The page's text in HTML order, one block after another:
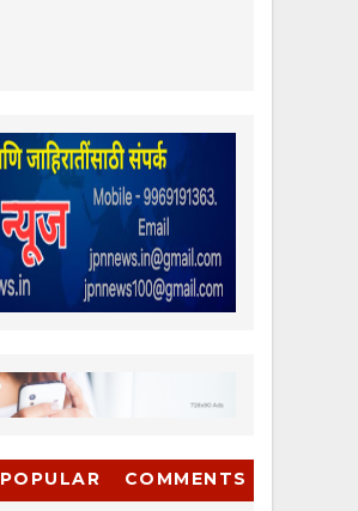
POPULAR COMMENTS